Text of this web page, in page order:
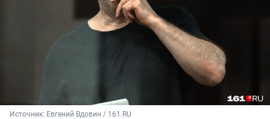
Источник: Евгений Вдовин / 161.RU